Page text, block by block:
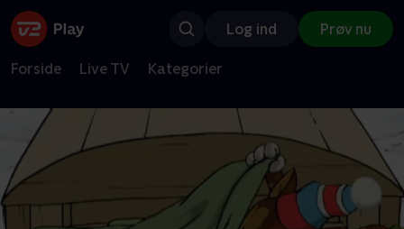
Log ind Prøv nu
Forside Live TV Kategorier